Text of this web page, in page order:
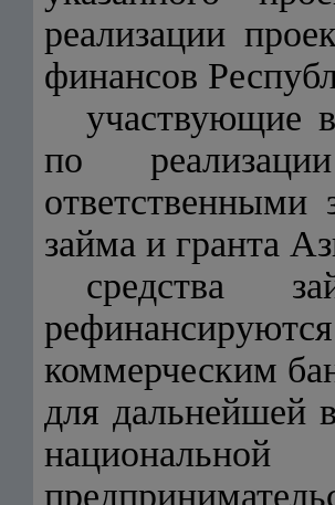
реализации
финансов
участвующие
по
ответственными
займа и гранта
средства
коммерческим
для дальнейшей